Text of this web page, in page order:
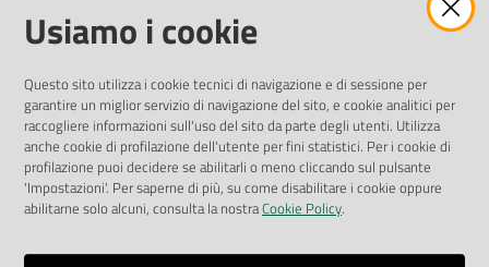
Amministrazione Trasparente
Pubblicità legale
Privacy Policy
Attuazione Misure PNRR
Liste di Attesa
ENTI, IMPRESE E PARTNER
Fatturazione Elettronica
Usiamo i cookie
Questo sito utilizza i cookie tecnici di navigazione e di sessione per
garantire un miglior servizio di navigazione del sito, e cookie analitici per
raccogliere informazioni sull'uso del sito da parte degli utenti. Utilizza
anche cookie di profilazione dell'utente per fini statistici. Per i cookie di
profilazione puoi decidere se abilitarli o meno cliccando sul pulsante
'Impostazioni'. Per saperne di più, su come disabilitare i cookie oppure
abilitarne solo alcuni, consulta la nostraCookie Policy.